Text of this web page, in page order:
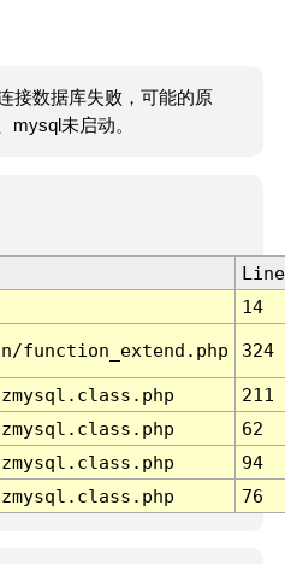
接数据库失败，可能的原
mysql未启动。
Line
14
function_extend.php 324
211
62
94
76